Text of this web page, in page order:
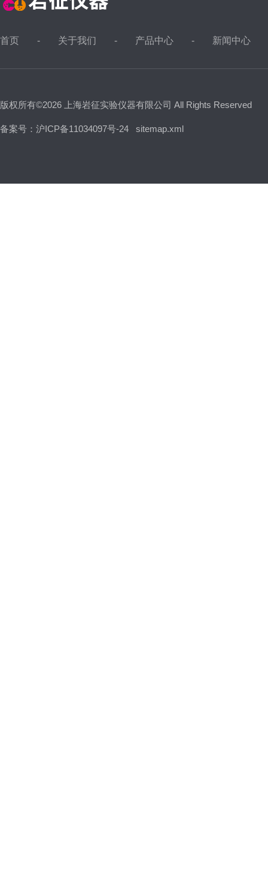
首页 关于我们 产品中心 新闻中心
版权所有©2026 上海岩征实验仪器有限公司 All Rights Reserved
备案号：沪ICP备11034097号-24 sitemap.xml